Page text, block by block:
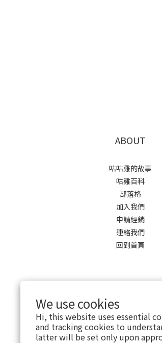
We use cookies
Hi, this website uses essential
and tracking cookies to
latter will be set only upon
ABOUT
咕咕雞的故事
咕雞百科
部落格
加入我們
申請經銷
連絡我們
回到首頁